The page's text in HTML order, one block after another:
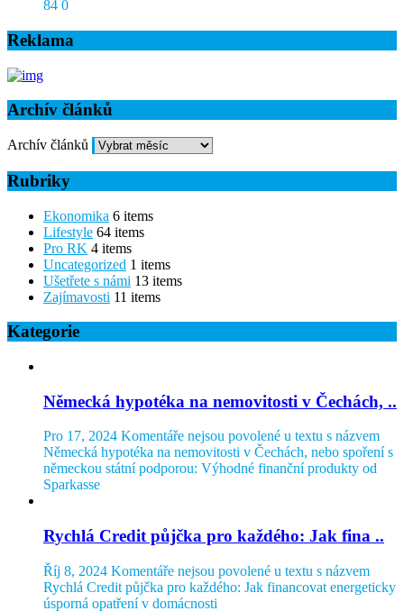
84 0
Reklama
Archív článků
Archív článků
Rubriky
Ekonomika 6 items
Lifestyle 64 items
Pro RK 4 items
Uncategorized 1 items
Ušetřete s námi 13 items
Zajímavosti 11 items
Kategorie
Německá hypotéka na nemovitosti v Čechách, ..
Pro 17, 2024 Komentáře nejsou povolené u textu s názvem
Německá hypotéka na nemovitosti v Čechách, nebo spoření s
německou státní podporou: Výhodné finanční produkty od
Sparkasse
Rychlá Credit půjčka pro každého: Jak fina ..
Říj 8, 2024 Komentáře nejsou povolené u textu s názvem
Rychlá Credit půjčka pro každého: Jak financovat energeticky
úsporná opatření v domácnosti